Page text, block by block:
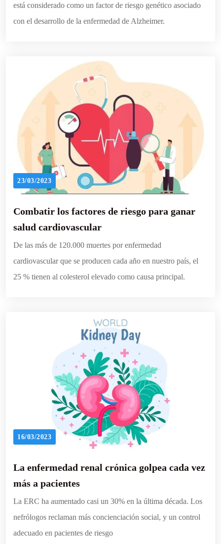
está considerado como un factor de riesgo genético asociado
con el desarrollo de la enfermedad de Alzheimer.
23/03/2023
Combatir los factores de riesgo para ganar
salud cardiovascular
De las más de 120.000 muertes por enfermedad
cardiovascular que se producen cada año en nuestro país, el
25 % tienen al colesterol elevado como causa principal.
16/03/2023
La enfermedad renal crónica golpea cada vez
más a pacientes
La ERC ha aumentado casi un 30% en la última década. Los
nefrólogos reclaman más concienciación social, y un control
adecuado en pacientes de riesgo